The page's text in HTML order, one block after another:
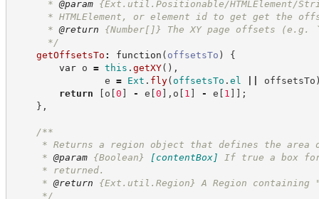
* @param {Ext.util.Positionable/HTMLElement/
* HTMLElement, or element id to get get the
* @return {Number[]}
The XY page offsets
*/
getOffsetsTo : function ( offsetsTo )
{
var o = this . getXY( ) ,
e = Ext . fly( offsetsTo . el offsetsTo
return
[ o [0 ] - e [0 ] , o [ 1 ] - e [ 1 ] ] ;
} ,
/**
* Returns a region object that defines the area
* @param {Boolean} [contentBox]
If true a box
* returned.
* @return {Ext.util.Region}
A Region
*/